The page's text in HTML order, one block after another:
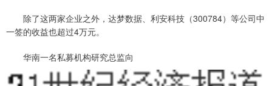
除了这两家企业之外，达梦数据、利安科技（300784）等公司中
一签的收益也超过4万元。
华南一名私募机构研究总监向